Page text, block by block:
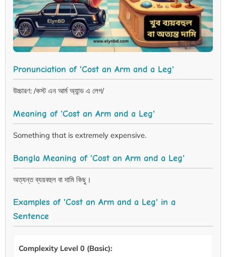
Pronunciation of 'Cost an Arm and a Leg'
উচ্চারণ: /কস্ট এন আর্ম অ্যান্ড এ লেগ/
Meaning of 'Cost an Arm and a Leg'
Something that is extremely expensive.
Bangla Meaning of 'Cost an Arm and a Leg'
অত্যন্ত ব্যয়বহুল বা দামি কিছু।
Examples of 'Cost an Arm and a Leg' in a
Sentence
Complexity Level 0 (Basic):